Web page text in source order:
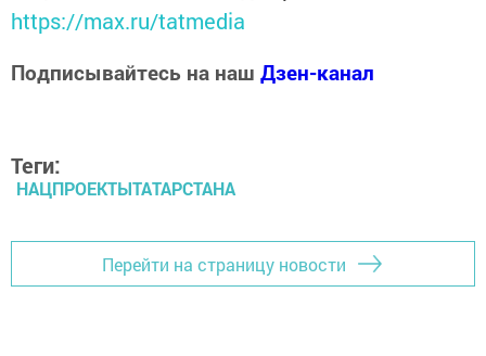
https://max.ru/tatmedia
Подписывайтесь на наш Дзен-канал
Теги:
НАЦПРОЕКТЫТАТАРСТАНА
Перейти на страницу новости